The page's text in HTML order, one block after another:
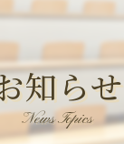
知らせ
News Topics